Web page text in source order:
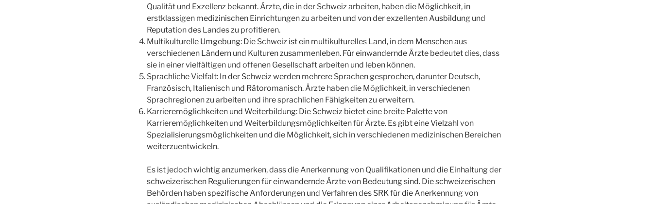
Qualität und Exzellenz bekannt. Ärzte, die in der Schweiz arbeiten, haben die Möglichkeit, in
erstklassigen medizinischen Einrichtungen zu arbeiten und von der exzellenten Ausbildung und
Reputation des Landes zu profitieren.
Multikulturelle Umgebung: Die Schweiz ist ein multikulturelles Land, in dem Menschen aus
verschiedenen Ländern und Kulturen zusammenleben. Für einwandernde Ärzte bedeutet dies, dass
sie in einer vielfältigen und offenen Gesellschaft arbeiten und leben können.
Sprachliche Vielfalt: In der Schweiz werden mehrere Sprachen gesprochen, darunter Deutsch,
Französisch, Italienisch und Rätoromanisch. Ärzte haben die Möglichkeit, in verschiedenen
Sprachregionen zu arbeiten und ihre sprachlichen Fähigkeiten zu erweitern.
Karrieremöglichkeiten und Weiterbildung: Die Schweiz bietet eine breite Palette von
Karrieremöglichkeiten und Weiterbildungsmöglichkeiten für Ärzte. Es gibt eine Vielzahl von
Spezialisierungsmöglichkeiten und die Möglichkeit, sich in verschiedenen medizinischen Bereichen
weiterzuentwickeln.
Es ist jedoch wichtig anzumerken, dass die Anerkennung von Qualifikationen und die Einhaltung der
schweizerischen Regulierungen für einwandernde Ärzte von Bedeutung sind. Die schweizerischen
Behörden haben spezifische Anforderungen und Verfahren des SRK für die Anerkennung von